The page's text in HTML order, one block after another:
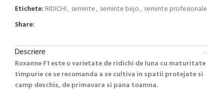
Etichete: RIDICHI, seminte, seminte bejo, seminte profesionale
Share:
Descriere
Roxanne F1 este o varietate de ridichi de luna cu maturitate
timpurie ce se recomanda a se cultiva in spatii protejate si
camp deschis, de primavara si pana toamna.